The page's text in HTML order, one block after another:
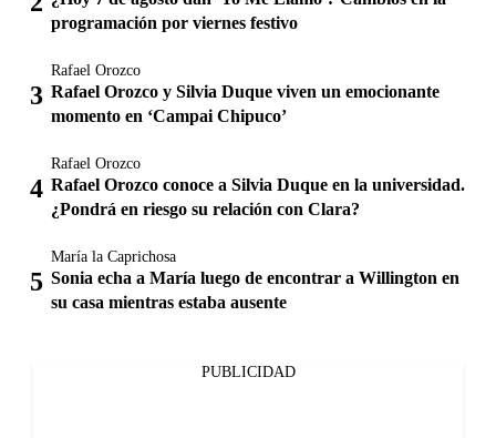
programación por viernes festivo
Rafael Orozco
Rafael Orozco y Silvia Duque viven un emocionante
momento en ‘Campai Chipuco’
Rafael Orozco
Rafael Orozco conoce a Silvia Duque en la universidad.
¿Pondrá en riesgo su relación con Clara?
María la Caprichosa
Sonia echa a María luego de encontrar a Willington en
su casa mientras estaba ausente
PUBLICIDAD